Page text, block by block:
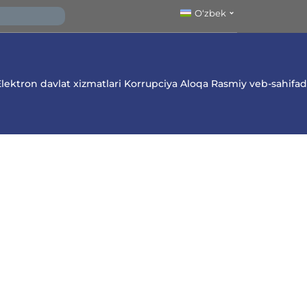
O‘zbek
davlat xizmatlari Korrupciya Aloqa Rasmiy veb-